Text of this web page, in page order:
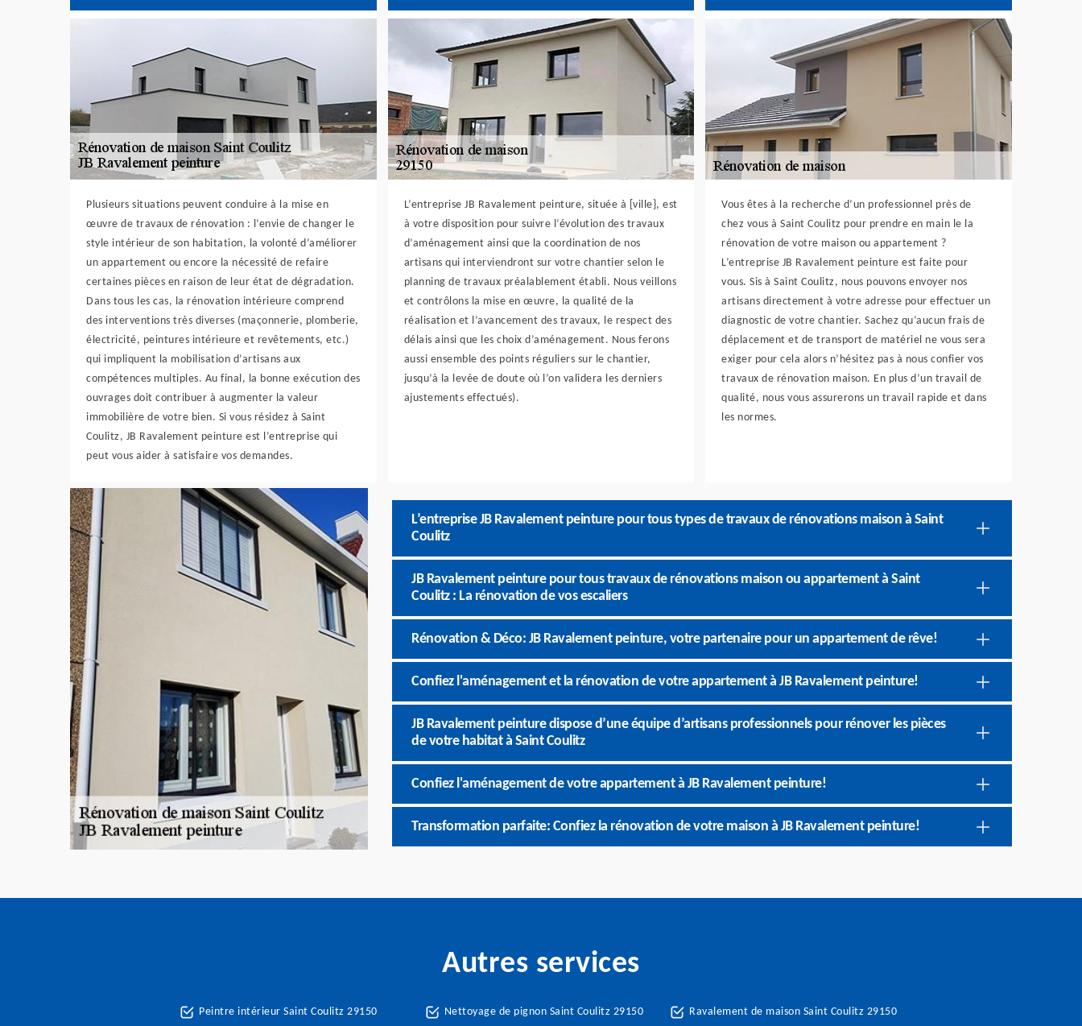
Plusieurs situations peuvent conduire à la mise en
œuvre de travaux de rénovation : l’envie de changer le
style intérieur de son habitation, la volonté d’améliorer
un appartement ou encore la nécessité de refaire
certaines pièces en raison de leur état de dégradation.
Dans tous les cas, la rénovation intérieure comprend
des interventions très diverses (maçonnerie, plomberie,
électricité, peintures intérieure et revêtements, etc.)
qui impliquent la mobilisation d’artisans aux
compétences multiples. Au final, la bonne exécution des
ouvrages doit contribuer à augmenter la valeur
immobilière de votre bien. Si vous résidez à Saint
Coulitz, JB Ravalement peinture est l’entreprise qui
peut vous aider à satisfaire vos demandes.
L’entreprise JB Ravalement peinture, située à [ville}, est
à votre disposition pour suivre l’évolution des travaux
d’aménagement ainsi que la coordination de nos
artisans qui interviendront sur votre chantier selon le
planning de travaux préalablement établi. Nous veillons
et contrôlons la mise en œuvre, la qualité de la
réalisation et l’avancement des travaux, le respect des
délais ainsi que les choix d’aménagement. Nous ferons
aussi ensemble des points réguliers sur le chantier,
jusqu’à la levée de doute où l’on validera les derniers
ajustements effectués).
Vous êtes à la recherche d’un professionnel près de
chez vous à Saint Coulitz pour prendre en main le la
rénovation de votre maison ou appartement ?
L’entreprise JB Ravalement peinture est faite pour
vous. Sis à Saint Coulitz, nous pouvons envoyer nos
artisans directement à votre adresse pour effectuer un
diagnostic de votre chantier. Sachez qu’aucun frais de
déplacement et de transport de matériel ne vous sera
exiger pour cela alors n’hésitez pas à nous confier vos
travaux de rénovation maison. En plus d’un travail de
qualité, nous vous assurerons un travail rapide et dans
les normes.
L’entreprise JB Ravalement peinture pour tous types de travaux de rénovations maison à Saint
Coulitz
JB Ravalement peinture pour tous travaux de rénovations maison ou appartement à Saint
Coulitz : La rénovation de vos escaliers
Rénovation & Déco: JB Ravalement peinture, votre partenaire pour un appartement de rêve!
Confiez l'aménagement et la rénovation de votre appartement à JB Ravalement peinture!
JB Ravalement peinture dispose d’une équipe d’artisans professionnels pour rénover les pièces
de votre habitat à Saint Coulitz
Confiez l'aménagement de votre appartement à JB Ravalement peinture!
Transformation parfaite: Confiez la rénovation de votre maison à JB Ravalement peinture!
Autres services
Peintre intérieur Saint Coulitz 29150 Nettoyage de pignon Saint Coulitz 29150 Ravalement de maison Saint Coulitz 29150